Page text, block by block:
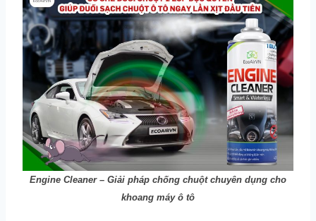
Engine Cleaner – Giải pháp chống chuột chuyên dụng cho
khoang máy ô tô